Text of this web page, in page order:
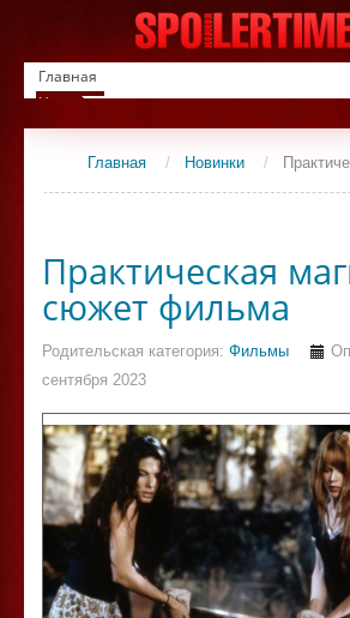
Главная
Новинки
Список фильмов
СериалыГлавная / Новинки /
Практическая
сюжет фильма
Родительская категория: Фильмы
сентября 2023